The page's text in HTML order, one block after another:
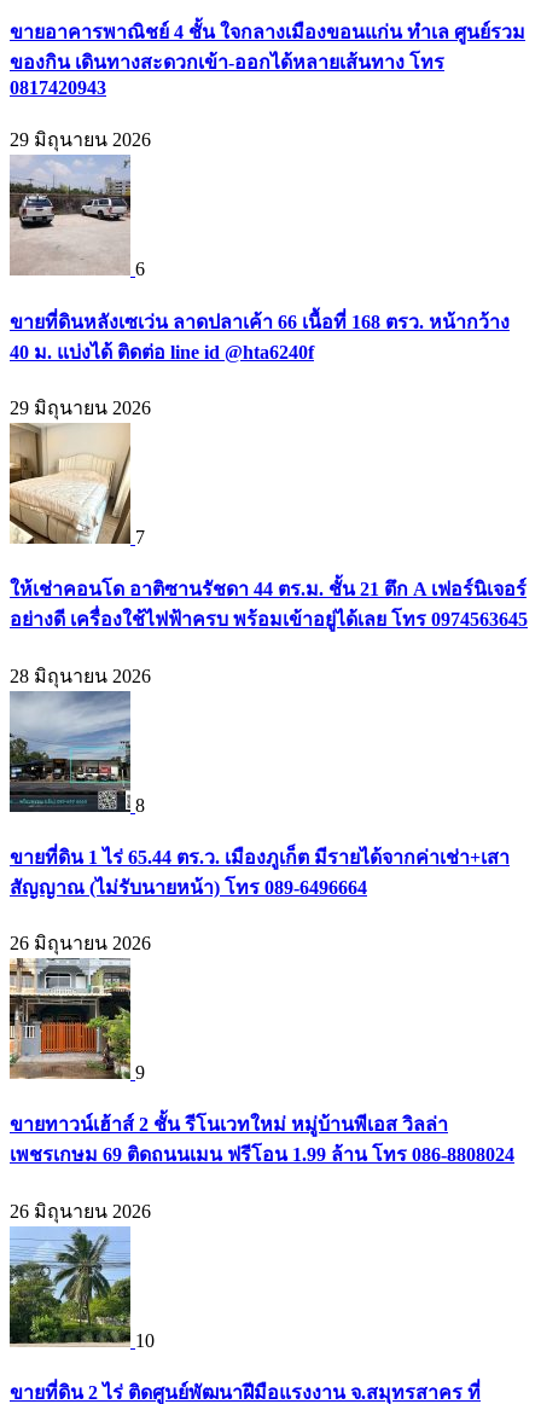
ขายอาคารพาณิชย์ 4 ชั้น ใจกลางเมืองขอนแก่น ทำเล ศูนย์รวม
ของกิน เดินทางสะดวกเข้า-ออกได้หลายเส้นทาง โทร
0817420943
29 มิถุนายน 2026
6
ขายที่ดินหลังเซเว่น ลาดปลาเค้า 66 เนื้อที่ 168 ตรว. หน้ากว้าง
40 ม. แบ่งได้ ติดต่อ line id @hta6240f
29 มิถุนายน 2026
7
ให้เช่าคอนโด อาติซานรัชดา 44 ตร.ม. ชั้น 21 ตึก A เฟอร์นิเจอร์
อย่างดี เครื่องใช้ไฟฟ้าครบ พร้อมเข้าอยู่ได้เลย โทร 0974563645
28 มิถุนายน 2026
8
ขายที่ดิน 1 ไร่ 65.44 ตร.ว. เมืองภูเก็ต มีรายได้จากค่าเช่า+เสา
สัญญาณ (ไม่รับนายหน้า) โทร 089-6496664
26 มิถุนายน 2026
9
ขายทาวน์เฮ้าส์ 2 ชั้น รีโนเวทใหม่ หมู่บ้านพีเอส วิลล่า
เพชรเกษม 69 ติดถนนเมน ฟรีโอน 1.99 ล้าน โทร 086-8808024
26 มิถุนายน 2026
10
ขายที่ดิน 2 ไร่ ติดศูนย์พัฒนาฝีมือแรงงาน จ.สมุทรสาคร ที่